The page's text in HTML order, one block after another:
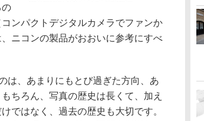
の
ンパクトデジタルカメラでファンか
ニコンの製品がおおいに参考にすべ
は、あまりにもとび過ぎた方向、あ
ちろん、写真の歴史は長くて、加え
ではなく、過去の歴史も大切です。